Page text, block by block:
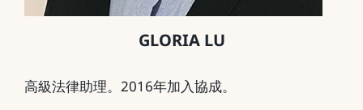
GLORIA LU
高級法律助理。2016年加入協成。